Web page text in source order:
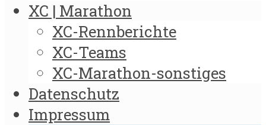
XC | Marathon
XC-Rennberichte
XC-Teams
XC-Marathon-sonstiges
Datenschutz
Impressum